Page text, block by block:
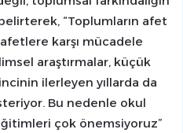
“Toplumların afet
karşı mücadele
araştırmalar, küçük
ilerleyen yıllarda da
Bu nedenle okul
çok önemsiyoruz”